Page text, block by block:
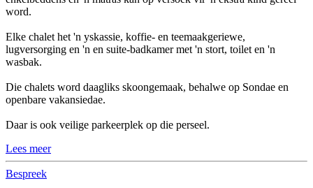
word.
Elke chalet het 'n yskassie, koffie- en teemaakgeriewe,
lugversorging en 'n en suite-badkamer met 'n stort, toilet en 'n
wasbak.
Die chalets word daagliks skoongemaak, behalwe op Sondae en
openbare vakansiedae.
Daar is ook veilige parkeerplek op die perseel.
Lees meer
Bespreek